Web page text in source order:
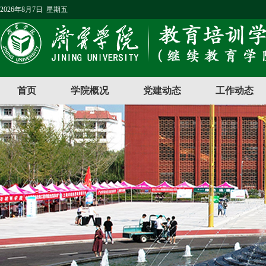
2026年8月7日 星期五
首页 学院概况 党建动态 工作动态